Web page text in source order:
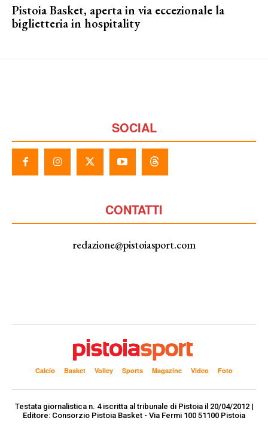
Pistoia Basket, aperta in via eccezionale la
biglietteria in hospitality
SOCIAL
CONTATTI
redazione@pistoiasport.com
Calcio Basket Volley Sports Magazine Video Foto
Testata giornalistica n. 4 iscritta al tribunale di Pistoia il 20/04/2012 |
Editore: Consorzio Pistoia Basket - Via Fermi 100 51100 Pistoia